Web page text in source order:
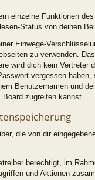
einzelne Funktionen
Status von deinen
Einwege-
zu verwenden.
wird dich kein Vertreter
vergessen
Benutzernamen und
zugreifen kannst.
die von dir
berechtigt, im
und Aktionen